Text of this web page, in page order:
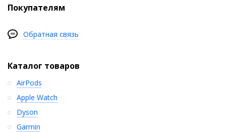
Покупателям
Обратная связь
Каталог товаров
AirPods
Apple Watch
Dyson
Garmin